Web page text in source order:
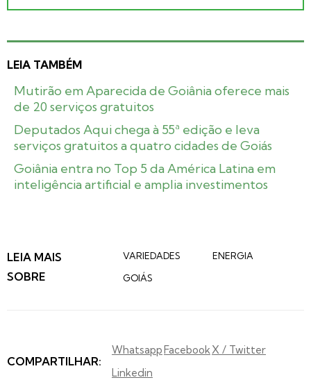
LEIA TAMBÉM
Mutirão em Aparecida de Goiânia oferece mais
de 20 serviços gratuitos
Deputados Aqui chega à 55ª edição e leva
serviços gratuitos a quatro cidades de Goiás
Goiânia entra no Top 5 da América Latina em
inteligência artificial e amplia investimentos
LEIA MAIS
SOBRE
VARIEDADES
ENERGIA
GOIÁS
COMPARTILHAR:
WhatsappFacebookX / Twitter
Linkedin